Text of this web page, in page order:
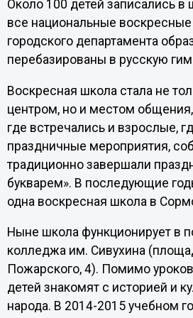
Около 100 детей записались в
все национальные
городского департамента
перебазированы в русскую
Воскресная школа стала не
центром, но и местом
где встречались и взрослые,
праздничные мероприятия,
традиционно завершали
букварем». В последующие
одна воскресная школа в
Ныне школа функционирует в
колледжа им. Сивухина
Пожарского, 4). Помимо
детей знакомят с историей и
народа. В 2014-2015 учебном